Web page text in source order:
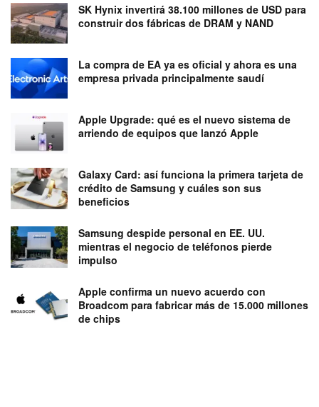
SK Hynix invertirá 38.100 millones de USD para
construir dos fábricas de DRAM y NAND
La compra de EA ya es oficial y ahora es una
empresa privada principalmente saudí
Apple Upgrade: qué es el nuevo sistema de
arriendo de equipos que lanzó Apple
Galaxy Card: así funciona la primera tarjeta de
crédito de Samsung y cuáles son sus
beneficios
Samsung despide personal en EE. UU.
mientras el negocio de teléfonos pierde
impulso
Apple confirma un nuevo acuerdo con
Broadcom para fabricar más de 15.000 millones
de chips